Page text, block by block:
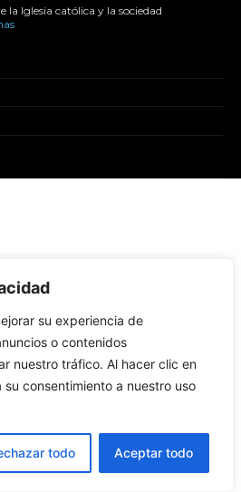
su experiencia de
o contenidos
nuestro tráfico. Al hacer clic en
su consentimiento a nuestro uso
todo Aceptar todo
Iglesia católica y la sociedad